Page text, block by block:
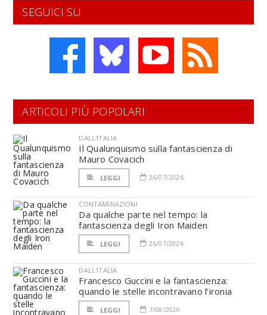
SEGUICI SU
ARTICOLI PIÙ POPOLARI
DALL'ITALIA
Il Qualunquismo sulla fantascienza di
Mauro Covacich
LEGGI 26/07/2026
CONTAMINAZIONI
Da qualche parte nel tempo: la
fantascienza degli Iron Maiden
LEGGI 26/07/2026
DALL'ITALIA
Francesco Guccini e la fantascienza:
quando le stelle incontravano l’ironia
LEGGI 7/08/2026